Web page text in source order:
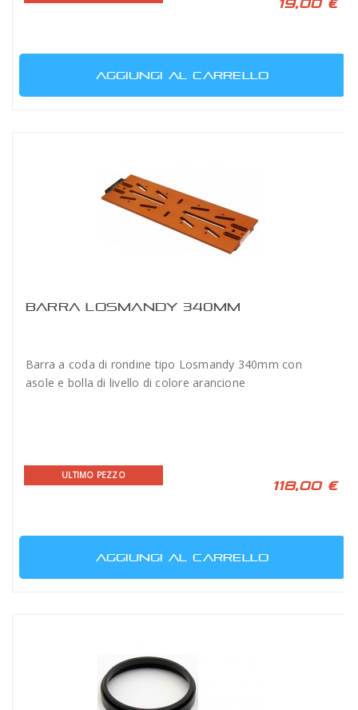
19,00 €
AGGIUNGI AL CARRELLO
BARRA LOSMANDY 340MM
Barra a coda di rondine tipo Losmandy 340mm con
asole e bolla di livello di colore arancione
ULTIMO PEZZO
118,00 €
AGGIUNGI AL CARRELLO